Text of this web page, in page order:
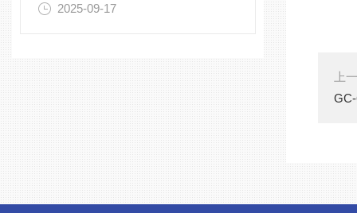
2025-09-17
上